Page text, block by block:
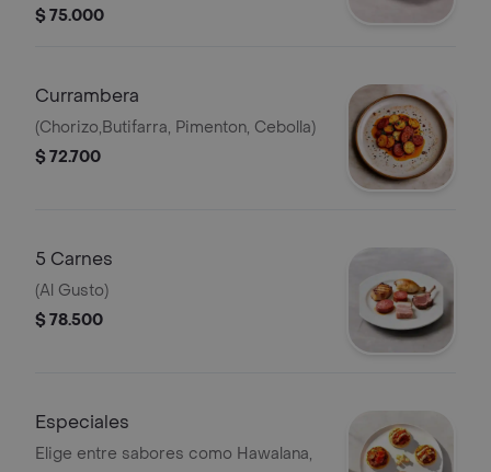
rodajas de limón.
$ 75.000
Currambera
(Chorizo,Butifarra, Pimenton, Cebolla)
$ 72.700
5 Carnes
(Al Gusto)
$ 78.500
Especiales
Elige entre sabores como Hawalana,